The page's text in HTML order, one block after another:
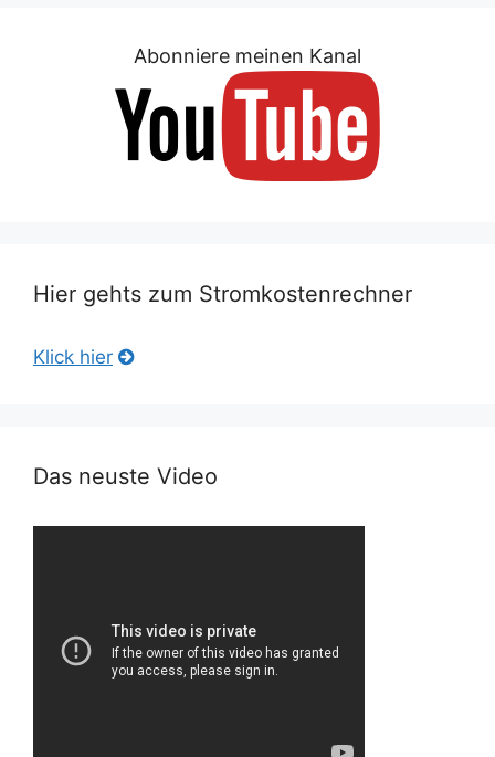
Abonniere meinen Kanal
Hier gehts zum Stromkostenrechner
Klick hier
Das neuste Video